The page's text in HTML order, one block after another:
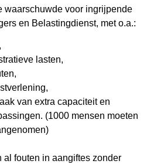
waarschuwde voor ingrijpende
en Belastingdienst, met o.a.:
lasten,
van extra capaciteit en
(1000 mensen moeten
al fouten in aangiftes zonder